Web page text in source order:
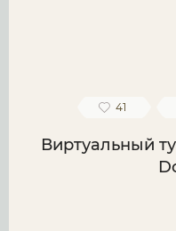
41
Виртуальный